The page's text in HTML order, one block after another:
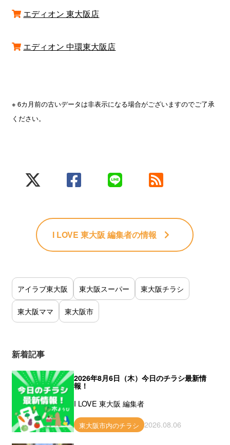
エディオン 東大阪店
エディオン 中環東大阪店
※ 6カ月前の古いデータは非表示になる場合がございますのでご了承
ください。
I LOVE 東大阪 編集者の情報
アイラブ東大阪 東大阪スーパー 東大阪チラシ
東大阪ママ 東大阪市
新着記事
2026年8月6日（木）今日のチラシ最新情
報！
I LOVE 東大阪 編集者
東大阪市内のチラシ 2026.08.06